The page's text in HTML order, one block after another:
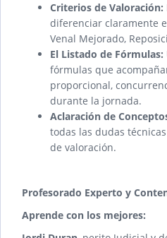
Criterios de Valoración:
diferenciar claramente
Venal Mejorado,
El Listado de Fórmulas:
fórmulas que
proporcional,
durante la jornada.
Aclaración de
todas las dudas
de valoración.
Profesorado Experto y
Aprende con los mejores: